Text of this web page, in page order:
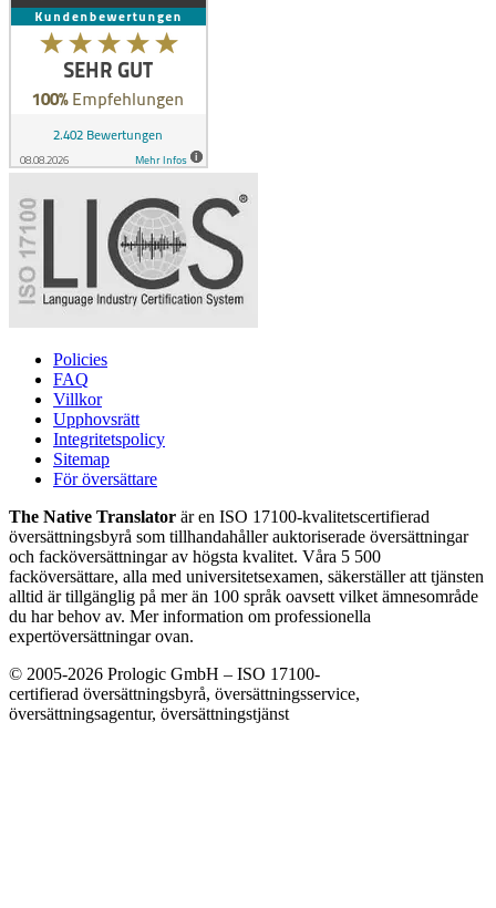
Policies
FAQ
Villkor
Upphovsrätt
Integritetspolicy
Sitemap
För översättare
The Native Translator är en ISO 17100-kvalitetscertifierad
översättningsbyrå som tillhandahåller auktoriserade översättningar
och facköversättningar av högsta kvalitet. Våra 5 500
facköversättare, alla med universitetsexamen, säkerställer att tjänsten
alltid är tillgänglig på mer än 100 språk oavsett vilket ämnesområde
du har behov av. Mer information om professionella
expertöversättningar ovan.
© 2005-2026 Prologic GmbH – ISO 17100-
certifierad översättningsbyrå, översättningsservice,
översättningsagentur, översättningstjänst